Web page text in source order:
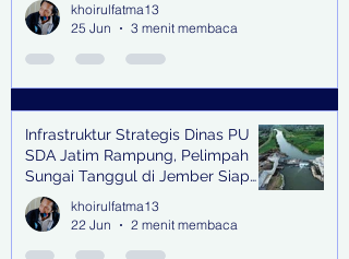
khoirulfatma13
25 Jun
3 menit membaca
Infrastruktur Strategis Dinas PU
SDA Jatim Rampung, Pelimpah
Sungai Tanggul di Jember Siap
Bangkitkan Swasembada Pangan
dan Pengendali Banjir
khoirulfatma13
22 Jun
2 menit membaca